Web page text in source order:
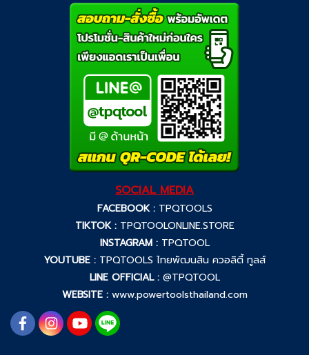
SOCIAL MEDIA
FACEBOOK : TPQTOOLS
TIKTOK : TPQTOOLONLINE.STORE
INSTAGRAM : TPQTOOL
YOUTUBE : TPQTOOLS ไทยพัฒนสิน ควอลิตี้ ทูลส์
LINE OFFICIAL : @TPQTOOL
WEBSITE : www.powertoolsthailand.com